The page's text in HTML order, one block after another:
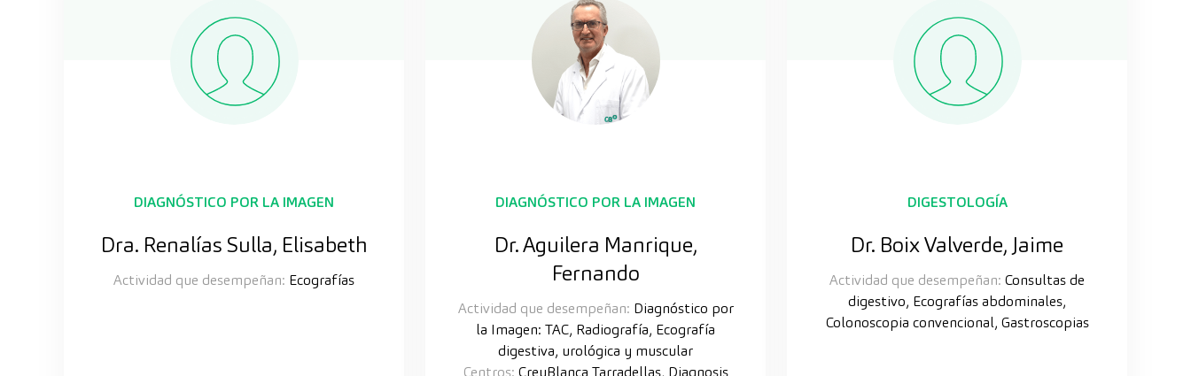
DIAGNÓSTICO POR LA IMAGEN
Dra. Renalías Sulla, Elisabeth
Actividad que desempeñan: Ecografías
DIAGNÓSTICO POR LA IMAGEN
Dr. Aguilera Manrique,
Fernando
Actividad que desempeñan: Diagnóstico por
la Imagen: TAC, Radiografía, Ecografía
digestiva, urológica y muscular
Centros: CreuBlanca Tarradellas, Diagnosis
DIGESTOLOGÍA
Dr. Boix Valverde, Jaime
Actividad que desempeñan: Consultas de
digestivo, Ecografías abdominales,
Colonoscopia convencional, Gastroscopias